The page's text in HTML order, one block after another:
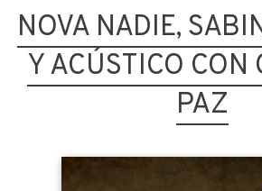
NOVA NADIE,
Y ACÚSTICO CON
PAZ